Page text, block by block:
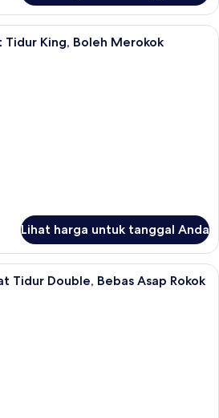
Brankas, meja kerja, tirai kedap
Tidur King, Boleh Merokok
Lihat harga untuk tanggal Anda
Brankas, meja kerja, tirai kedap
Tidur Double, Bebas Asap Rokok